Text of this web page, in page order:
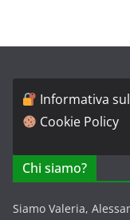
Informativa
Cookie Policy
Chi siamo?
Siamo Valeria,